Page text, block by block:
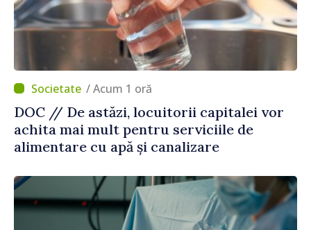
/ Acum 1 oră
DOC // De astăzi, locuitorii capitalei vor
achita mai mult pentru serviciile de
alimentare cu apă și canalizare